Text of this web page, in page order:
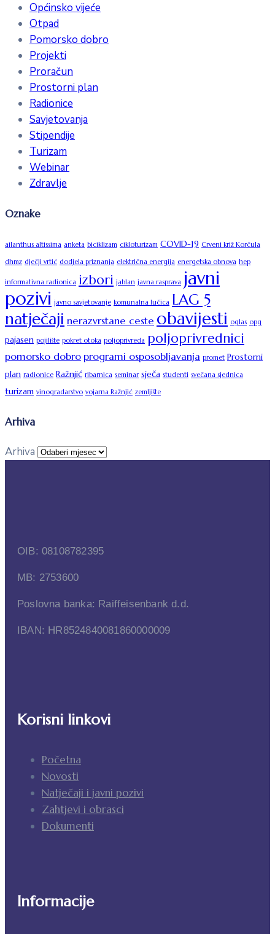
Općinsko vijeće
Otpad
Pomorsko dobro
Projekti
Proračun
Prostorni plan
Radionice
Savjetovanja
Stipendije
Turizam
Webinar
Zdravlje
Oznake
ailanthus altissima anketa biciklizam cikloturizam COVID-19 Crveni križ Korčula
dhmz dječji vrtić dodjela priznanja električna energija energetska obnova hep
informativna radionica izbori jablan javna rasprava javni
pozivi javno savjetovanje komunalna lučica LAG 5
natječaji nerazvrstane ceste obavijesti oglas opg
pajasen pojilište pokret otoka poljoprivreda poljoprivrednici
pomorsko dobroprogrami osposobljavanja promet Prostorni
plan radionice Ražnjić ribarnica seminar sječa studenti svečana sjednica
turizam vinogradarstvo vojarna Ražnjić zemljište
Arhiva
Arhiva
OIB: 08108782395
MB: 2753600
Poslovna banka: Raiffeisenbank d.d.
IBAN: HR8524840081860000009
Korisni linkovi
Početna
Novosti
Natječaji i javni pozivi
Zahtjevi i obrasci
Dokumenti
Informacije